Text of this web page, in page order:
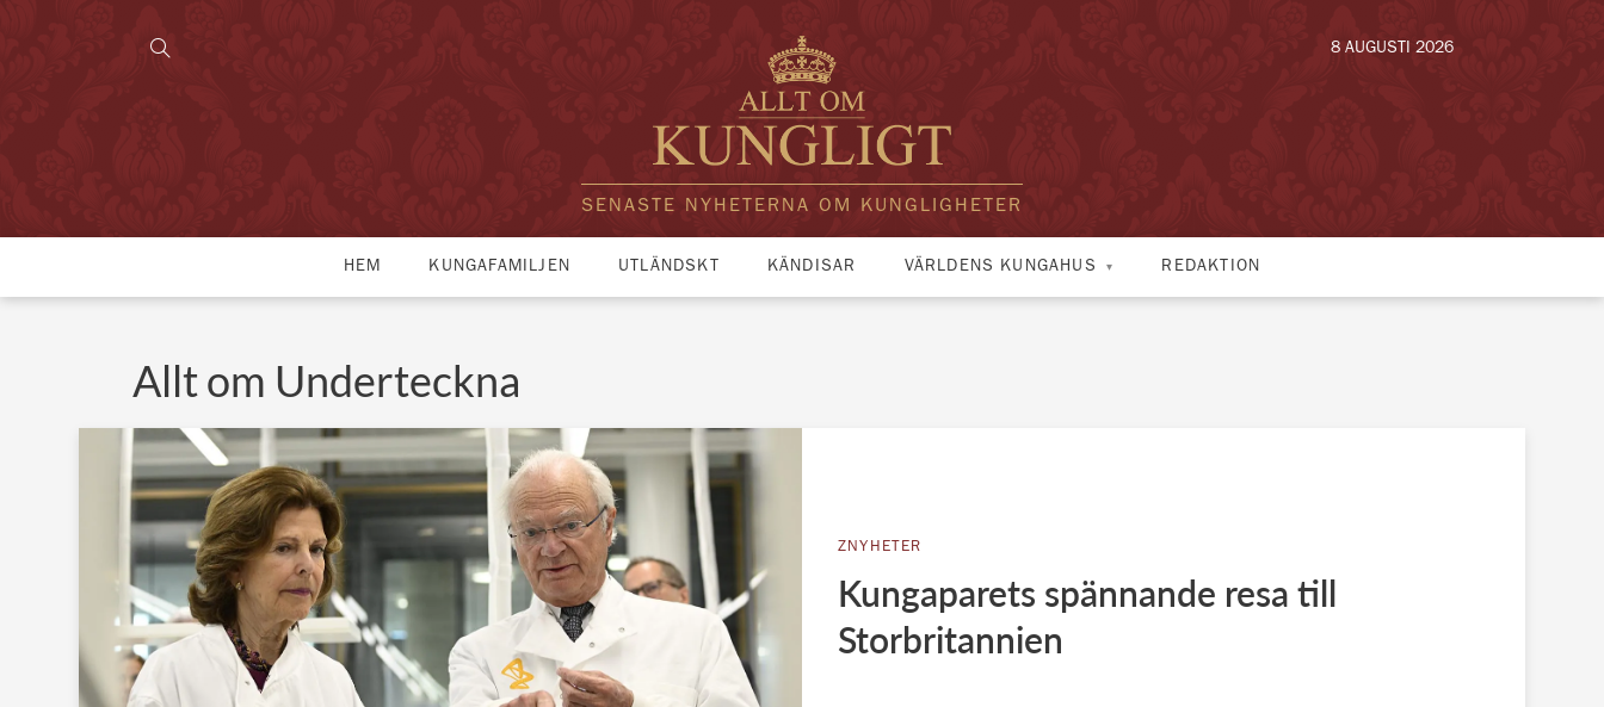
SENASTE NYHETERNA OM KUNGLIGHETER
8 AUGUSTI 2026
HEM KUNGAFAMILJEN UTLÄNDSKT KÄNDISAR VÄRLDENS KUNGAHUS REDAKTION
Allt om Underteckna
ZNYHETER
Kungaparets spännande resa till
Storbritannien